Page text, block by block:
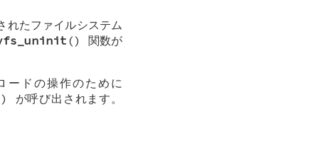
たファイルシステム
() 関数が
ドの操作のために
が呼び出されます。